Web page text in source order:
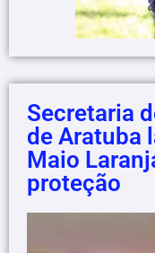
Secretaria
de Aratuba
Maio
proteção